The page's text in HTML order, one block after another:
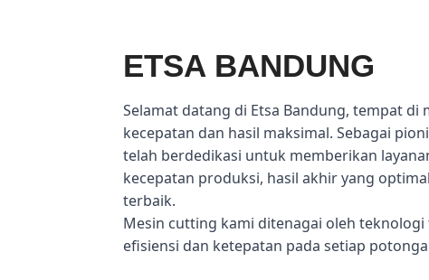
ETSA BANDUNG
Selamat datang di Etsa Bandung, tempat di
kecepatan dan hasil maksimal. Sebagai
telah berdedikasi untuk memberikan
kecepatan produksi, hasil akhir yang
terbaik.
Mesin cutting kami ditenagai oleh
efisiensi dan ketepatan pada setiap